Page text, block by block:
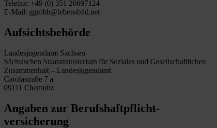
Telefax: +49 (0) 351 20697124
E-Mail: ggmbh@lebensbild.net
Aufsichtsbehörde
Landesjugendamt Sachsen
Sächsischen Staatsministerium für Soziales und Gesellschaftlichen
Zusammenhalt – Landesjugendamt
Carolastraße 7 a
09111 Chemnitz
Angaben zur Berufs­haftpflicht­
versicherung